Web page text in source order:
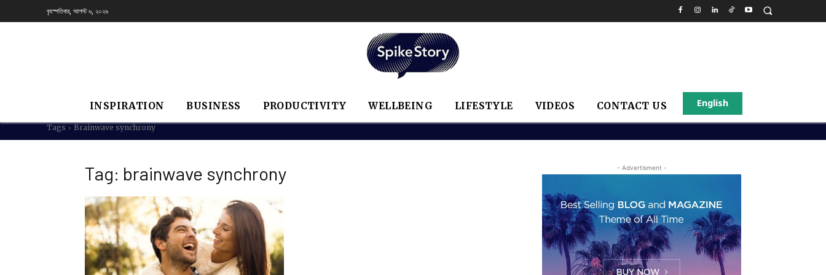
বৃহস্পতিবার, আগস্ট ৬, ২০২৬
INSPIRATION BUSINESS PRODUCTIVITY WELLBEING LIFESTYLE VIDEOS CONTACT US English
Tags Brainwave synchrony
Tag: brainwave synchrony - Advertisment -